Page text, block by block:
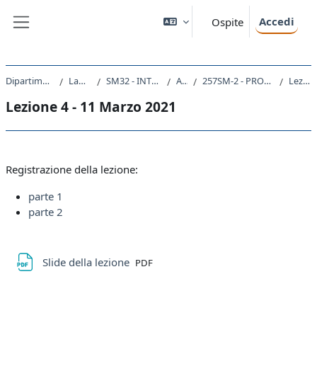
Ospite Accedi
Dipartimento di Matematica e Geoscienze Laurea triennale (DM270) SM32 - INTELLIGENZA ARTIFICIALE E DATA ANALYTICS A.A. 2020 - 2021 257SM-2 - PROGRAMMAZIONE E ARCHITETTURE DEGLI ELABORATORI - mod. B 2020 Lezione 4 - 11 Marzo 2021
Lezione 4 - 11 Marzo 2021
Schema della sezione
Registrazione della lezione:
parte 1
parte 2
Slide della lezione File
PDF